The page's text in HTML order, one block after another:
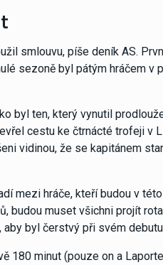
smlouvu, píše deník AS.
sezoně byl pátým hráčem v
byl ten, který vynutil
cestu ke čtrnácté trofeji v
vidinou, že se kapitánem
mezi hráče, kteří budou v
budou muset všichni projít
byl čerstvý při svém
180 minut (pouze on a